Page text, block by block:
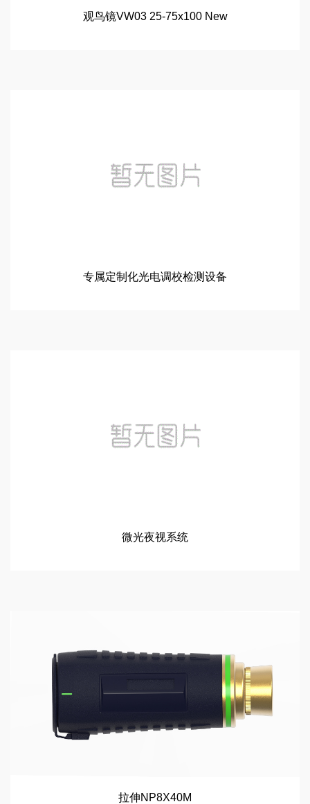
观鸟镜VW03 25-75x100 New
专属定制化光电调校检测设备
微光夜视系统
拉伸NP8X40M